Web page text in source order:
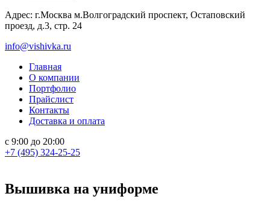
Адрес: г.Москва м.Волгоградский проспект, Остаповский
проезд, д.3, стр. 24
info@vishivka.ru
Главная
О компании
Портфолио
Прайслист
Контакты
Доставка и оплата
с 9:00 до 20:00
+7 (495) 324-25-25
Вышивка на униформе